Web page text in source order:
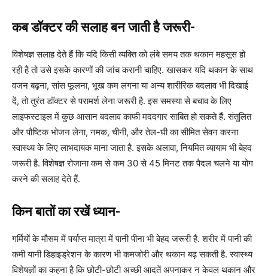
कब डॉक्टर की सलाह बन जाती है जरूरी-
विशेषज्ञ सलाह देते हैं कि यदि किसी व्यक्ति को लंबे समय तक थकान महसूस हो
रही है तो उसे इसके कारणों की जांच करानी चाहिए. खासकर यदि थकान के साथ
वजन बढ़ना, सांस फूलना, भूख कम लगना या अन्य शारीरिक बदलाव भी दिखाई
दें, तो तुरंत डॉक्टर से परामर्श लेना जरूरी है. इस समस्या से बचाव के लिए
लाइफस्टाइल में कुछ आसान बदलाव काफी मददगार साबित हो सकते हैं. संतुलित
और पौष्टिक भोजन लेना, नमक, चीनी, और तेल-घी का सीमित सेवन करना
स्वास्थ्य के लिए लाभदायक माना जाता है. इसके अलावा, नियमित व्यायाम भी बेहद
जरूरी है. विशेषज्ञ रोजाना कम से कम 30 से 45 मिनट तक पैदल चलने या योग
करने की सलाह देते हैं.
किन बातों का रखें ध्यान-
गर्मियों के मौसम में पर्याप्त मात्रा में पानी पीना भी बेहद जरूरी है. शरीर में पानी की
कमी यानी डिहाइड्रेशन के कारण भी कमजोरी और थकान बढ़ सकती है. स्वास्थ्य
विशेषज्ञों का कहना है कि छोटी-छोटी अच्छी आदतें अपनाकर न केवल थकान और